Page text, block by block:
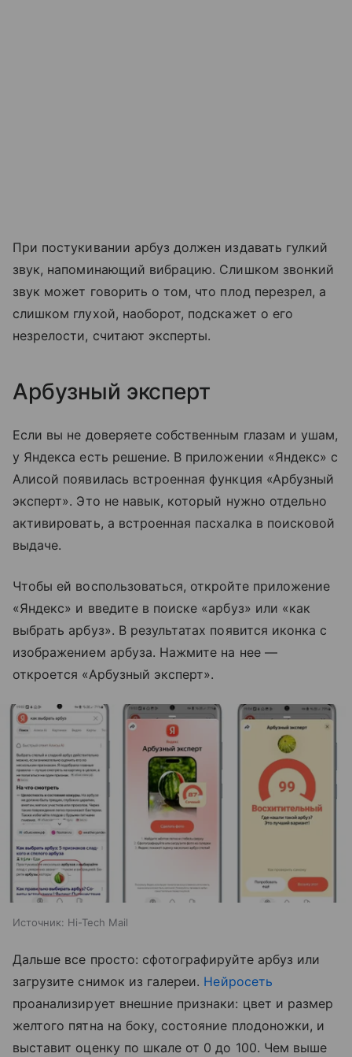
При постукивании арбуз должен издавать гулкий
звук, напоминающий вибрацию. Слишком звонкий
звук может говорить о том, что плод перезрел, а
слишком глухой, наоборот, подскажет о его
незрелости, считают эксперты.
Арбузный эксперт
Если вы не доверяете собственным глазам и ушам,
у Яндекса есть решение. В приложении «Яндекс» с
Алисой появилась встроенная функция «Арбузный
эксперт». Это не навык, который нужно отдельно
активировать, а встроенная пасхалка в поисковой
выдаче.
Чтобы ей воспользоваться, откройте приложение
«Яндекс» и введите в поиске «арбуз» или «как
выбрать арбуз». В результатах появится иконка с
изображением арбуза. Нажмите на нее —
откроется «Арбузный эксперт».
Источник: Hi-Tech Mail
Дальше все просто: сфотографируйте арбуз или
загрузите снимок из галереи. Нейросеть
проанализирует внешние признаки: цвет и размер
желтого пятна на боку, состояние плодоножки, и
выставит оценку по шкале от 0 до 100. Чем выше